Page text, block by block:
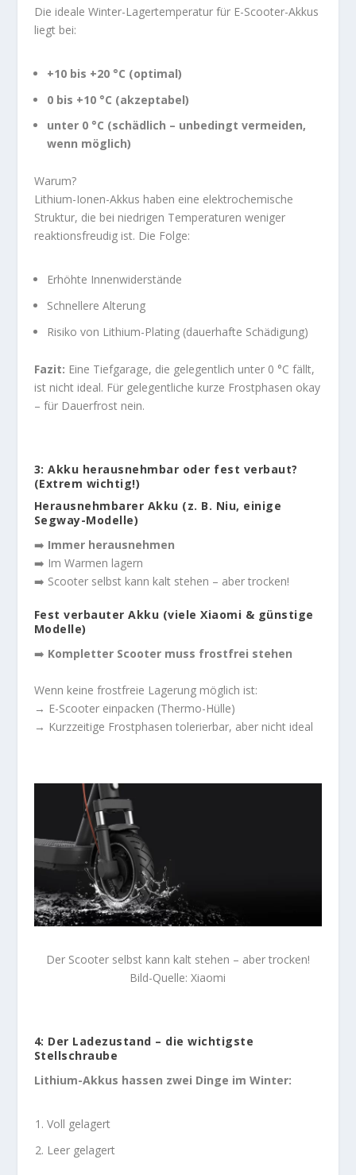
Die ideale Winter-Lagertemperatur für E-Scooter-Akkus
liegt bei:
+10 bis +20 °C (optimal)
0 bis +10 °C (akzeptabel)
unter 0 °C (schädlich – unbedingt vermeiden,
wenn möglich)
Warum?
Lithium-Ionen-Akkus haben eine elektrochemische
Struktur, die bei niedrigen Temperaturen weniger
reaktionsfreudig ist. Die Folge:
Erhöhte Innenwiderstände
Schnellere Alterung
Risiko von Lithium-Plating (dauerhafte Schädigung)
Fazit: Eine Tiefgarage, die gelegentlich unter 0 °C fällt,
ist nicht ideal. Für gelegentliche kurze Frostphasen okay
– für Dauerfrost nein.
3: Akku herausnehmbar oder fest verbaut?
(Extrem wichtig!)
Herausnehmbarer Akku (z. B. Niu, einige
Segway-Modelle)
➡️ Immer herausnehmen
➡️ Im Warmen lagern
➡️ Scooter selbst kann kalt stehen – aber trocken!
Fest verbauter Akku (viele Xiaomi & günstige
Modelle)
➡️ Kompletter Scooter muss frostfrei stehen
Wenn keine frostfreie Lagerung möglich ist:
→ E-Scooter einpacken (Thermo-Hülle)
→ Kurzzeitige Frostphasen tolerierbar, aber nicht ideal
Der Scooter selbst kann kalt stehen – aber trocken!
Bild-Quelle: Xiaomi
4: Der Ladezustand – die wichtigste
Stellschraube
Lithium-Akkus hassen zwei Dinge im Winter:
Voll gelagert
Leer gelagert